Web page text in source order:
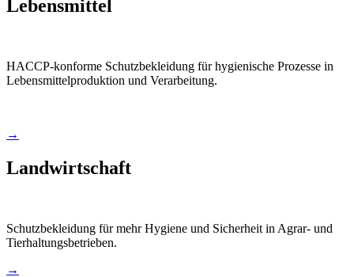
Lebensmittel
HACCP-konforme Schutzbekleidung für hygienische Prozesse in
Lebensmittelproduktion und Verarbeitung.
→
Landwirtschaft
Schutzbekleidung für mehr Hygiene und Sicherheit in Agrar- und
Tierhaltungsbetrieben.
→